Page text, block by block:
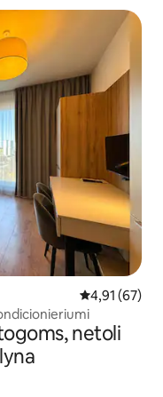
Vidutinis
4,91 (67)
netoli